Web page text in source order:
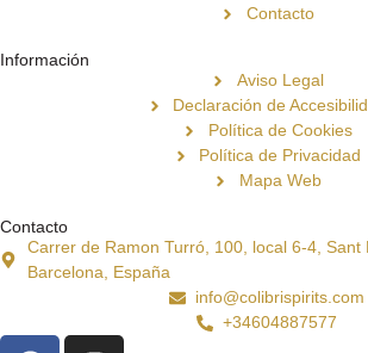
Contacto
Información
Aviso Legal
Declaración de
Política de Cookies
Política de Privacidad
Mapa Web
Contacto
Carrer de Ramon Turró, 100, local 6-4, Sant
Barcelona, España
info@colibrispirits.com
+34604887577